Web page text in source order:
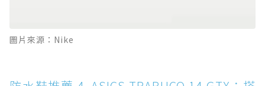
圖片來源：Nike